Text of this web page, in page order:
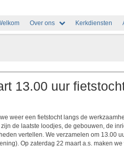
Over ons Kerkdiensten
13.00 uur
weer een fietstocht langs de
de laatste loodjes, de gebouwen, de
vertellen. We verzamelen om 13.00
Op zaterdag 22 maart a.s. maken